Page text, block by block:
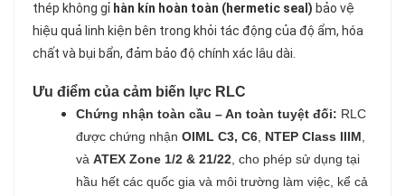
thép không gỉ hàn kín hoàn toàn (hermetic seal) bảo vệ
hiệu quả linh kiện bên trong khỏi tác động của độ ẩm, hóa
chất và bụi bẩn, đảm bảo độ chính xác lâu dài.
Ưu điểm của cảm biến lực RLC
Chứng nhận toàn cầu – An toàn tuyệt đối: RLC
được chứng nhận OIML C3, C6 NTEP Class IIIM
và ATEX Zone 1/2 & 21/22 , cho phép sử dụng tại
hầu hết các quốc gia và môi trường làm việc, kể cả